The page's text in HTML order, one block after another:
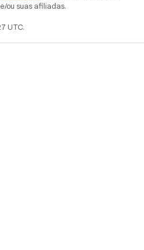
ou suas afiliadas.
UTC.